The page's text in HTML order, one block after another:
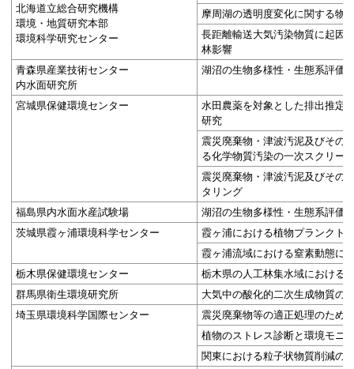
北海道立総合研究機構
環境・地質研究本部
環境科学研究センター
摩周湖の透明度変化に関する物
長距離輸送大気汚染物質に起因
林影響
青森県産業技術センター
内水面研究所
湖沼の生物多様性・生態系評価
宮城県保健環境センター
水田農薬を対象とした排出推定
研究
震災廃棄物・津波汚泥及びその
る化学物質汚染の一次スクリー
震災廃棄物・津波汚泥及びその
タリング
福島県内水面水産試験場
湖沼の生物多様性・生態系評価
茨城県霞ヶ浦環境科学センター
霞ヶ浦における植物プランクト
霞ヶ浦流域における窒素動態に
栃木県保健環境センター
栃木県の人工林集水域における
群馬県衛生環境研究所
大気中の酸化的二次生成物質の
埼玉県環境科学国際センター
震災廃棄物等の適正処理のため
植物のストレス診断と環境モニ
関東における粒子状物質削減の